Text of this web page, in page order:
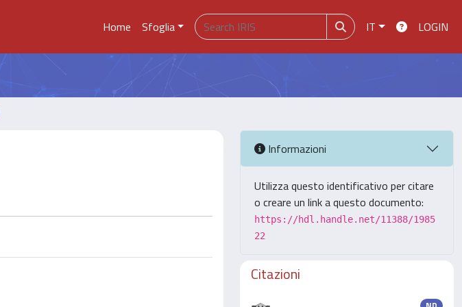
Home Sfoglia IT LOGIN
Informazioni
Utilizza questo identificativo per citare
o creare un link a questo documento:
https://hdl.handle.net/11388/1985
22
Citazioni